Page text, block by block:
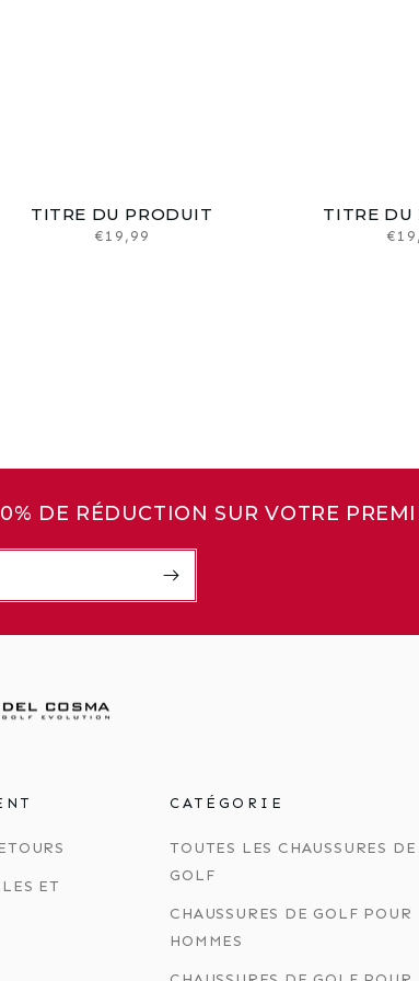
TITRE DU PRODUIT
Prix
€19,99
TITRE DU
Prix
DE RÉDUCTION SUR VOTRE
ET
CATÉGORIE
TOUTES LES CHAUSSURES DE
GOLF
CHAUSSURES DE GOLF POUR
HOMMES